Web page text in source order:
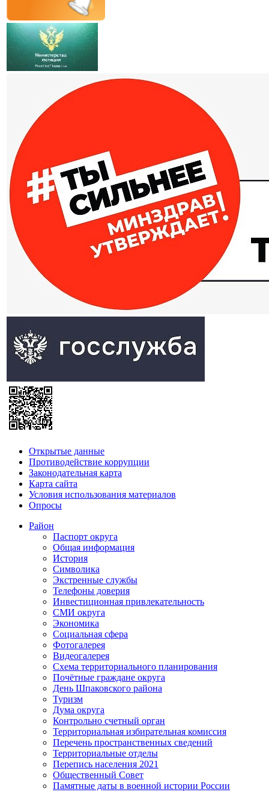
Открытые данные
Противодействие коррупции
Законодательная карта
Карта сайта
Условия использования материалов
Опросы
Район
Паспорт округа
Общая информация
История
Символика
Экстренные службы
Телефоны доверия
Инвестиционная привлекательность
СМИ округа
Экономика
Социальная сфера
Фотогалерея
Видеогалерея
Схема территориального планирования
Почётные граждане округа
День Шпаковского района
Туризм
Дума округа
Контрольно счетный орган
Территориальная избирательная комиссия
Перечень пространственных сведений
Территориальные отделы
Перепись населения 2021
Общественный Совет
Памятные даты в военной истории России